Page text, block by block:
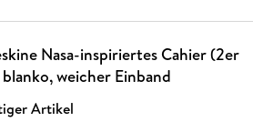
Nasa-inspiriertes Cahier (2er
weicher Einband
Artikel